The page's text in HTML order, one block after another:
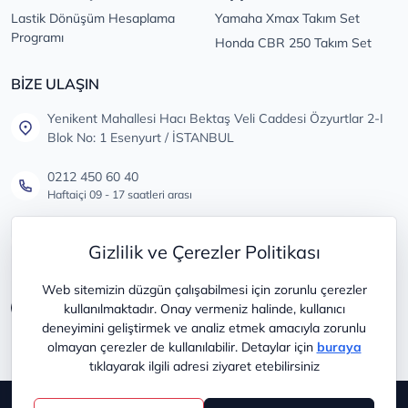
Gizlilik ve Çerezler Politikası
Web sitemizin düzgün çalışabilmesi için zorunlu çerezler
kullanılmaktadır. Onay vermeniz halinde, kullanıcı
deneyimini geliştirmek ve analiz etmek amacıyla zorunlu
olmayan çerezler de kullanılabilir. Detaylar için buraya
tıklayarak ilgili adresi ziyaret etebilirsiniz
Lastik Dönüşüm Hesaplama
Programı
Yamaha Xmax Takım Set
Honda CBR 250 Takım Set
BİZE ULAŞIN
Yenikent Mahallesi Hacı Bektaş Veli Caddesi Özyurtlar 2-I
Blok No: 1 Esenyurt / İSTANBUL
0212 450 60 40
Haftaiçi 09 - 17 saatleri arası
Tüm öneri ve şikayetleriniz için
Copyright © 2025